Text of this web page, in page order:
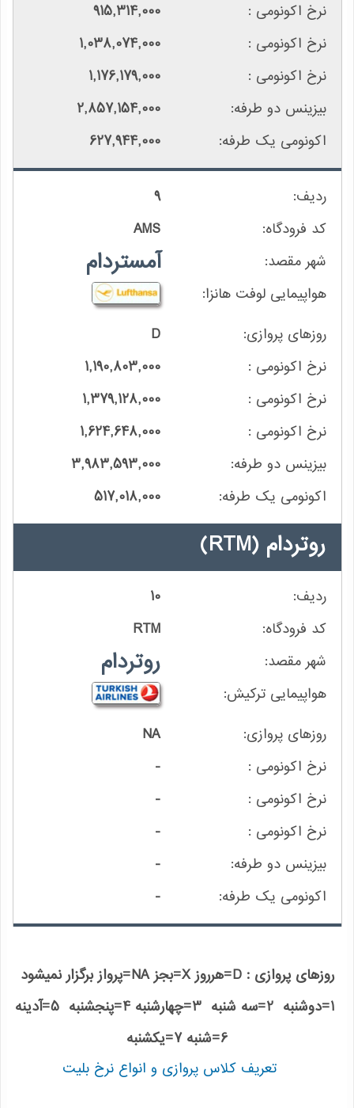
915,314,000
1,038,074,000
1,176,179,000
2,857,154,000
627,944,000
9
AMS
آمستردام
D
1,190,803,000
1,379,128,000
1,624,648,000
3,983,593,000
517,018,000
روتردام (RTM)
10
RTM
روتردام
NA
-
-
-
-
-
روزهای پروازی : D=هرروز X=بجز NA=پرواز برگزار نمیشود
1=دوشنبه 2=سه شنبه 3=چهارشنبه 4=پنجشنبه 5=آدینه
6=شنبه 7=یکشنبه
تعریف کلاس پروازی و انواع نرخ بلیت